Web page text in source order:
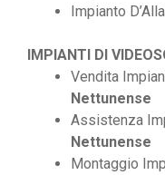
Impianto
IMPIANTI DI
Vendita
Nettunense
Assistenza
Nettunense
Montaggio